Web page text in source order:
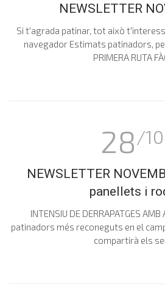
NEWSLETTER
Si t'agrada patinar, tot això
navegador Estimats patinadors,
PRIMERA RUTA
28/10
NEWSLETTER
panellets i
INTENSIU DE DERRAPATGES
patinadors més reconeguts en el
compartirà els